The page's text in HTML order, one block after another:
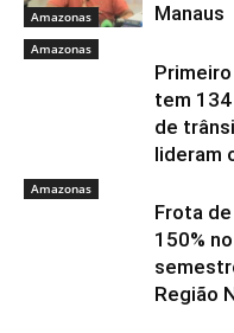
Amazonas
Manaus
Amazonas
tem
de
lideram
Amazonas
Frota
150%
Região